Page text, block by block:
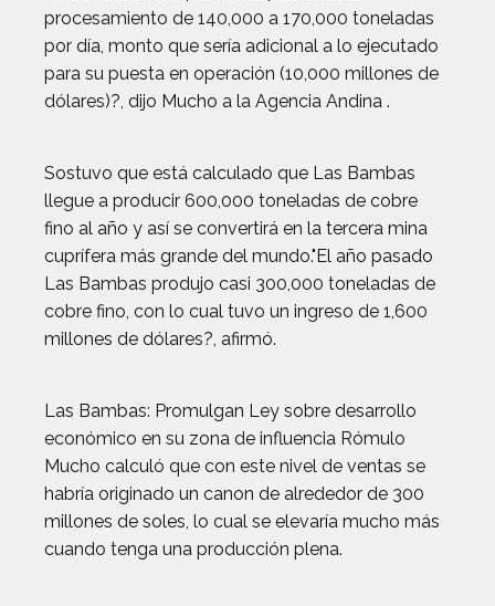
procesamiento de 140,000 a 170,000 toneladas
por día, monto que sería adicional a lo ejecutado
para su puesta en operación (10,000 millones de
dólares)?, dijo Mucho a la Agencia Andina .
Sostuvo que está calculado que Las Bambas
llegue a producir 600,000 toneladas de cobre
fino al año y así se convertirá en la tercera mina
cuprífera más grande del mundo."El año pasado
Las Bambas produjo casi 300,000 toneladas de
cobre fino, con lo cual tuvo un ingreso de 1,600
millones de dólares?, afirmó.
Las Bambas: Promulgan Ley sobre desarrollo
económico en su zona de influencia Rómulo
Mucho calculó que con este nivel de ventas se
habría originado un canon de alrededor de 300
millones de soles, lo cual se elevaría mucho más
cuando tenga una producción plena.